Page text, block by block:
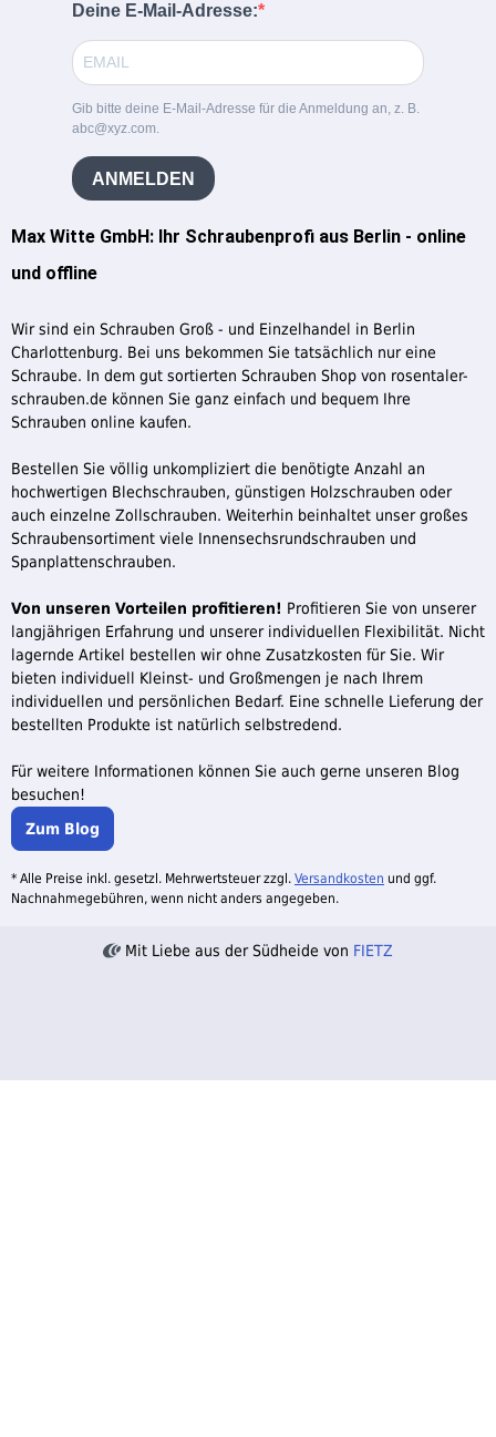
Max Witte GmbH: Ihr Schraubenprofi aus Berlin - online
und offline
Wir sind ein Schrauben Groß - und Einzelhandel in Berlin
Charlottenburg. Bei uns bekommen Sie tatsächlich nur eine
Schraube. In dem gut sortierten Schrauben Shop von rosentaler-
schrauben.de können Sie ganz einfach und bequem Ihre
Schrauben online kaufen.
Bestellen Sie völlig unkompliziert die benötigte Anzahl an
hochwertigen Blechschrauben, günstigen Holzschrauben oder
auch einzelne Zollschrauben. Weiterhin beinhaltet unser großes
Schraubensortiment viele Innensechsrundschrauben und
Spanplattenschrauben.
Von unseren Vorteilen profitieren! Profitieren Sie von unserer
langjährigen Erfahrung und unserer individuellen Flexibilität. Nicht
lagernde Artikel bestellen wir ohne Zusatzkosten für Sie. Wir
bieten individuell Kleinst- und Großmengen je nach Ihrem
individuellen und persönlichen Bedarf. Eine schnelle Lieferung der
bestellten Produkte ist natürlich selbstredend.
Für weitere Informationen können Sie auch gerne unseren Blog
besuchen!
Zum Blog
Deine E-Mail-Adresse:
Gib bitte deine E-Mail-Adresse für die Anmeldung an, z. B.
abc@xyz.com.
ANMELDEN
* Alle Preise inkl. gesetzl. Mehrwertsteuer zzgl. Versandkosten und ggf.
Nachnahmegebühren, wenn nicht anders angegeben.
Mit Liebe aus der Südheide von FIETZ